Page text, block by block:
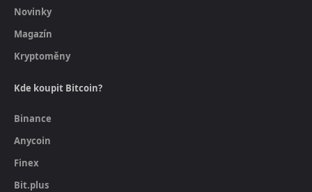
Novinky
Magazín
Kryptoměny
Kde koupit Bitcoin?
Binance
Anycoin
Finex
Bit.plus